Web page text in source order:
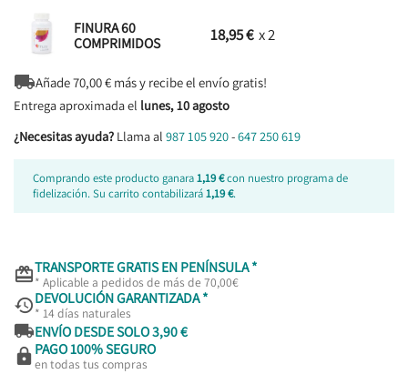
FINURA 60
COMPRIMIDOS
18,95 € x 2
Añade70,00€ más y recibe el envío gratis!
Entrega aproximada el lunes, 10 agosto
¿Necesitas ayuda? Llama al 987 105 920-647 250 619
Comprando este producto ganara1,19 €con nuestro programa de
fidelización. Su carrito contabilizará1,19 €.
TRANSPORTE GRATIS EN PENÍNSULA *
* Aplicable a pedidos de más de 70,00€
DEVOLUCIÓN GARANTIZADA *
* 14 días naturales
ENVÍO DESDE SOLO 3,90 €
 PAGO 100% SEGURO
en todas tus compras